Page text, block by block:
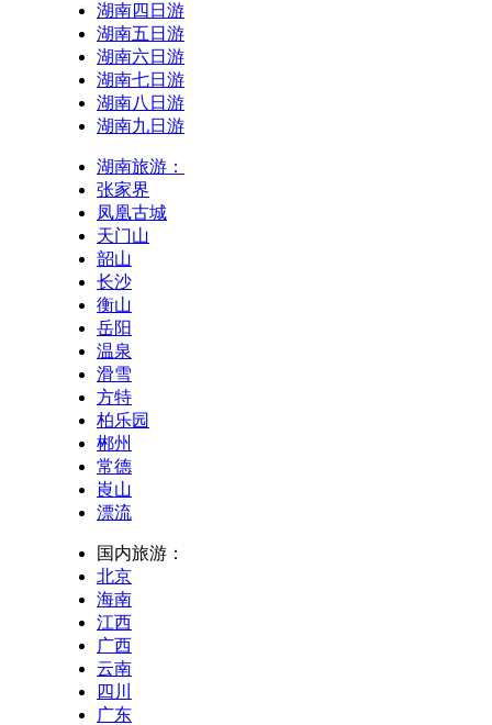
湖南四日游
湖南五日游
湖南六日游
湖南七日游
湖南八日游
湖南九日游
湖南旅游：
张家界
凤凰古城
天门山
韶山
长沙
衡山
岳阳
温泉
滑雪
方特
柏乐园
郴州
常德
崀山
漂流
国内旅游：
北京
海南
江西
广西
云南
四川
广东